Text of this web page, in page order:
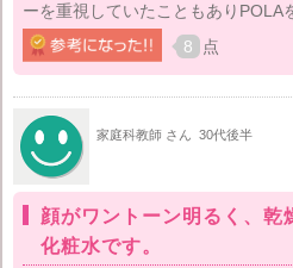
ーを重視していたこともありPOLA
8 点
家庭科教師 さん 30代後半
顔がワントーン明るく、乾
化粧水です。